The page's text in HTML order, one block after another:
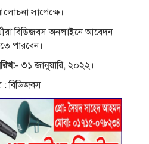
সাপেক্ষে।
বিডিজবস অনলাইনে আবেদন
পারবেন।
৩১ জানুয়ারি, ২০২২।
: বিডিজবস